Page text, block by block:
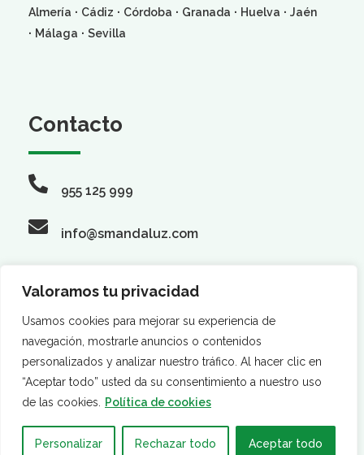
Valoramos tu privacidad
Usamos cookies para mejorar su experiencia de
navegación, mostrarle anuncios o contenidos
personalizados y analizar nuestro tráfico. Al hacer clic en
“Aceptar todo” usted da su consentimiento a nuestro uso
de las cookies.
Política de cookies
Personalizar Rechazar todo Aceptar todo
Almería · Cádiz · Córdoba · Granada · Huelva · Jaén
· Málaga · Sevilla
Contacto
955 125 999
info@smandaluz.com
Síguenos